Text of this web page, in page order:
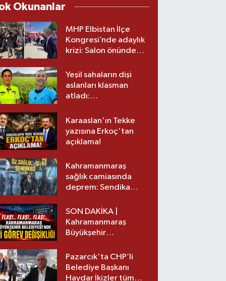
Okunanlar
MHP Elbistan İlçe
Kongresi’nde adaylık
krizi: Salon önünde
Yeşil sahaların dişi
aslanları klasman
atladı:
üst lige iki transfer!
Karaaslan'ın Tekke
yazısına Erkoç'tan
açıklama!
Kahramanmaraş
sağlık camiasında
deprem: Sendika
SON DAKİKA |
Kahramanmaraş
Büyükşehir
görev değişikliği!
Pazarcık'ta CHP’li
Belediye Başkanı
Haydar İkizler tüm